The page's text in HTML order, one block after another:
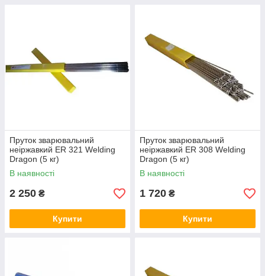
Пруток зварювальний
неіржавкий ER 321 Welding
Dragon (5 кг)
В наявності
2 250 ₴
Купити
Пруток зварювальний
неіржавкий ER 308 Welding
Dragon (5 кг)
В наявності
1 720 ₴
Купити